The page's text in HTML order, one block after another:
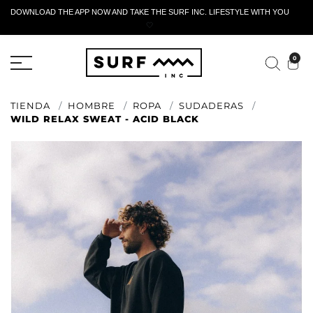
DOWNLOAD THE APP NOW AND TAKE THE SURF INC. LIFESTYLE WITH YOU
🤍
0
TIENDA HOMBRE ROPA
SUDADERAS
WILD RELAX SWEAT - ACID BLACK
FORMULARIO DE RETORNO ACTIVO